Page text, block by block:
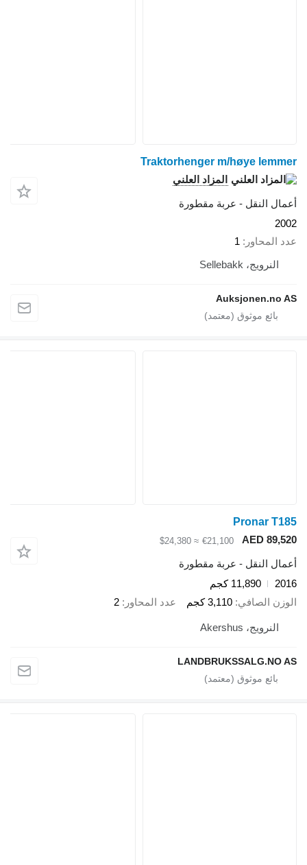
Traktorhenger m/høye lemmer
المزاد العلني
أعمال النقل - عربة مقطورة
2002
عدد المحاور
1
النرويج، Sellebakk
Auksjonen.no AS
Pronar T185
AED 89,520
€21,100
≈ $24,380
أعمال النقل - عربة مقطورة
2016
11,890 كجم
الوزن الصافي 3,110 كجم عدد المحاور 2
النرويج، Akershus
LANDBRUKSSALG.NO AS